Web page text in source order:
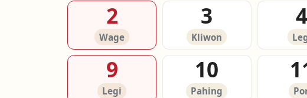
2
Wage
3
Kliwon
4
9
Legi
10
Pahing